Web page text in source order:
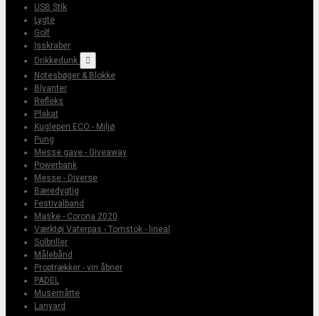
USB StIk
Lygte
Golf
Isskraber
Drikkedunk

Notesbøger & Blokke
Blyanter
Refleks
Plakat
Kuglepen ECO - Miljø
Pung
Messe gave - Giveaway
Powerbank
Messe - Diverse
Bæredygtig
Festivalband
Maske - Corona 2020
Værktøj Vaterpas - Tomstok - lineal
Solbriller
Målebånd
Proptrækker - vin åbner
PADEL
Musemåtte
Lanyard